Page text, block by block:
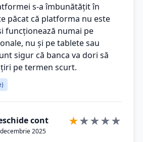
s-a îmbunătățit în
păcat că platforma nu este
funcționează numai pe
nu și pe tablete sau
sigur că banca va dori să
pe termen scurt.
cont
2025
★★★★★